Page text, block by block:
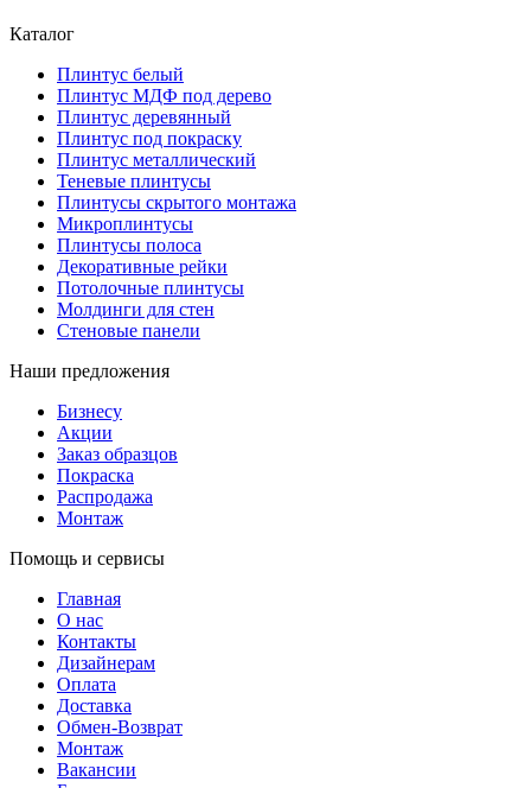
Каталог
Плинтус белый
Плинтус МДФ под дерево
Плинтус деревянный
Плинтус под покраску
Плинтус металлический
Теневые плинтусы
Плинтусы скрытого монтажа
Микроплинтусы
Плинтусы полоса
Декоративные рейки
Потолочные плинтусы
Молдинги для стен
Стеновые панели
Наши предложения
Бизнесу
Акции
Заказ образцов
Покраска
Распродажа
Монтаж
Помощь и сервисы
Главная
О нас
Контакты
Дизайнерам
Оплата
Доставка
Обмен-Возврат
Монтаж
Вакансии